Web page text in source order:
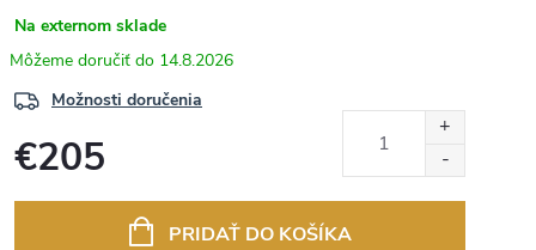
Na externom sklade
14.8.2026
Možnosti doručenia
€205
PRIDAŤ DO KOŠÍKA